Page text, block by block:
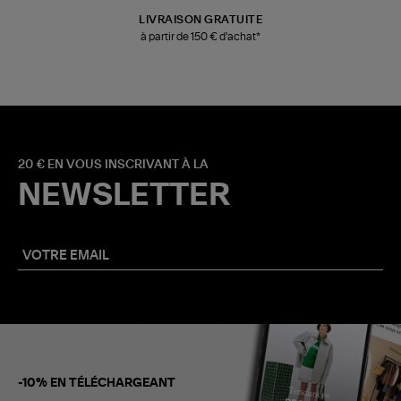
LIVRAISON GRATUITE
à partir de 150 € d'achat*
20 € EN VOUS INSCRIVANT À LA
NEWSLETTER
-10% EN TÉLÉCHARGEANT